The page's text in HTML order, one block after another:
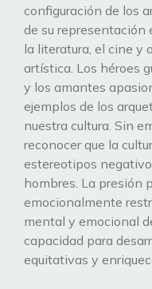
configuración de los
de su representación
la literatura, el cine y
artística. Los héroes
y los amantes
ejemplos de los
nuestra cultura. Sin
reconocer que la
estereotipos
hombres. La presión
emocionalmente
mental y emocional
capacidad para
equitativas y